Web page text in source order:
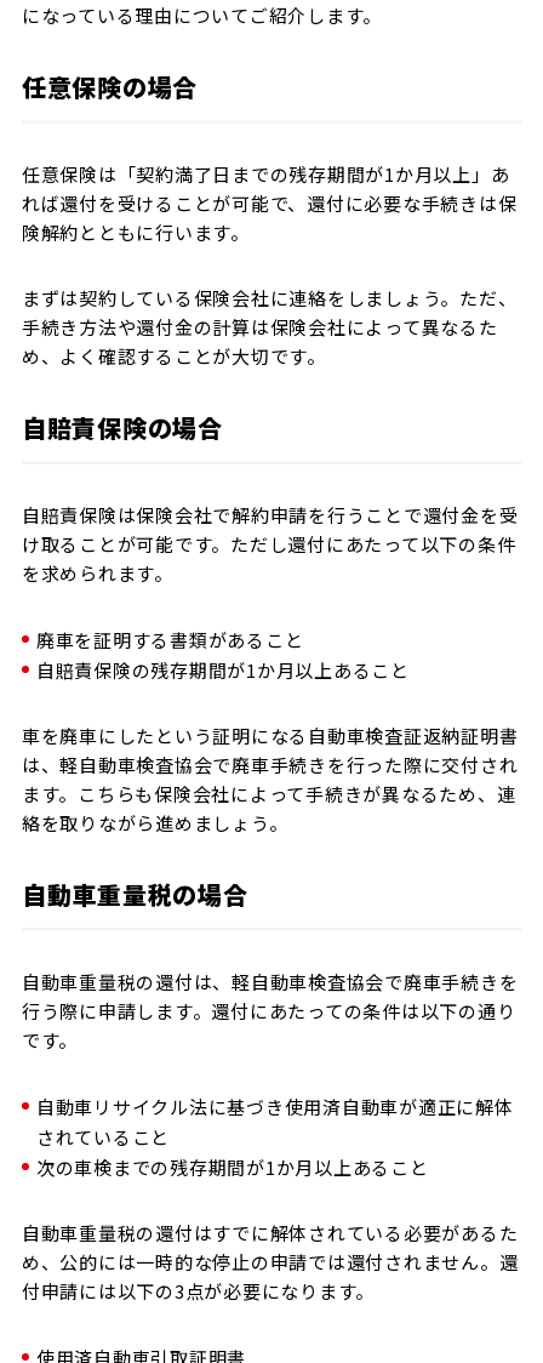
になっている理由についてご紹介します。
任意保険の場合
任意保険は「契約満了日までの残存期間が1か月以上」あ
れば還付を受けることが可能で、還付に必要な手続きは保
険解約とともに行います。
まずは契約している保険会社に連絡をしましょう。ただ、
手続き方法や還付金の計算は保険会社によって異なるた
め、よく確認することが大切です。
自賠責保険の場合
自賠責保険は保険会社で解約申請を行うことで還付金を受
け取ることが可能です。ただし還付にあたって以下の条件
を求められます。
廃車を証明する書類があること
自賠責保険の残存期間が1か月以上あること
車を廃車にしたという証明になる自動車検査証返納証明書
は、軽自動車検査協会で廃車手続きを行った際に交付され
ます。こちらも保険会社によって手続きが異なるため、連
絡を取りながら進めましょう。
自動車重量税の場合
自動車重量税の還付は、軽自動車検査協会で廃車手続きを
行う際に申請します。還付にあたっての条件は以下の通り
です。
自動車リサイクル法に基づき使用済自動車が適正に解体
されていること
次の車検までの残存期間が1か月以上あること
自動車重量税の還付はすでに解体されている必要があるた
め、公的には一時的な停止の申請では還付されません。還
付申請には以下の3点が必要になります。
使用済自動車引取証明書